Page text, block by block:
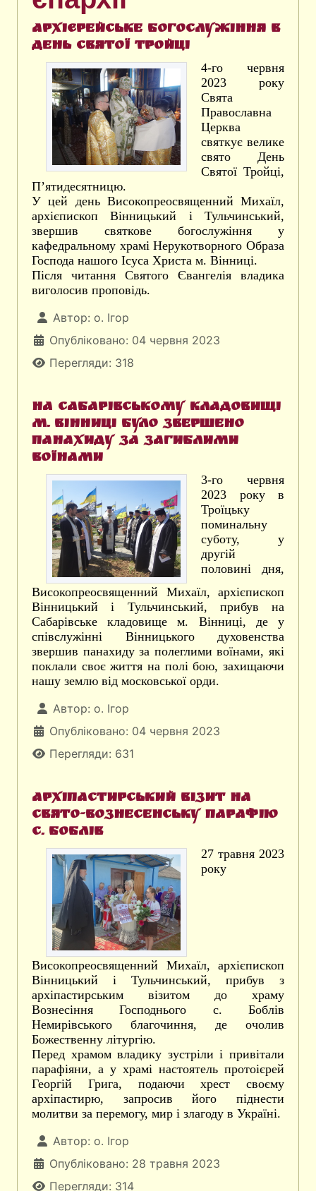
Архієрейське богослужіння в
День Святої Тройці
4-го червня
2023 року
Свята
Православна
Церква
святкує велике
свято День
Святої Тройці,
П’ятидесятницю.
У цей день Високопреосвященний Михаїл,
архієпископ Вінницький і Тульчинський,
звершив святкове богослужіння у
кафедральному храмі Нерукотворного Образа
Господа нашого Ісуса Христа м. Вінниці.
Після читання Святого Євангелія владика
виголосив проповідь.
Автор: о. Ігор
Опубліковано: 04 червня 2023
Перегляди: 318
На Сабарівському кладовищі
м. Вінниці було звершено
панахиду за загиблими
воїнами
3-го червня
2023 року в
Троїцьку
поминальну
суботу, у
другій
половині дня,
Високопреосвященний Михаїл, архієпископ
Вінницький і Тульчинський, прибув на
Сабарівське кладовище м. Вінниці, де у
співслужінні Вінницького духовенства
звершив панахиду за полеглими воїнами, які
поклали своє життя на полі бою, захищаючи
нашу землю від московської орди.
Автор: о. Ігор
Опубліковано: 04 червня 2023
Перегляди: 631
Архіпастирський візит на
Свято-Вознесенську парафію
с. Боблів
27 травня 2023
року
Високопреосвященний Михаїл, архієпископ
Вінницький і Тульчинський, прибув з
архіпастирським візитом до храму
Вознесіння Господнього с. Боблів
Немирівського благочиння, де очолив
Божественну літургію.
Перед храмом владику зустріли і привітали
парафіяни, а у храмі настоятель протоієрей
Георгій Грига, подаючи хрест своєму
архіпастирю, запросив його піднести
молитви за перемогу, мир і злагоду в Україні.
Автор: о. Ігор
Опубліковано: 28 травня 2023
Перегляди: 314